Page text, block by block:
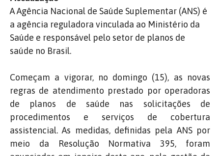
A Agência Nacional de Saúde Suplementar (ANS) é
a agência reguladora vinculada ao Ministério da
Saúde e responsável pelo setor de planos de
saúde no Brasil.
Começam a vigorar, no domingo (15), as novas
regras de atendimento prestado por operadoras
de planos de saúde nas solicitações de
procedimentos e serviços de cobertura
assistencial. As medidas, definidas pela ANS por
meio da Resolução Normativa 395, foram